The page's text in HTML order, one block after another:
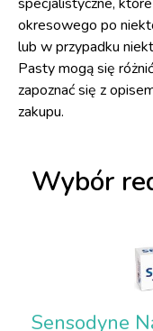
okresowego po
lub w przypadku
Pasty mogą się
zapoznać się z
zakupu.
Wybór
Sensodyne